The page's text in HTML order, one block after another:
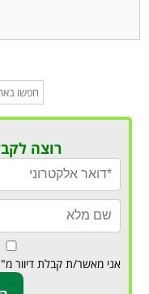
רוצה
אני מאשר/ת קבלת דיוור